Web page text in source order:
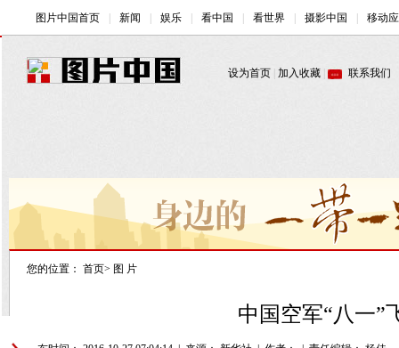
您的位置： 首页> 图 片
中国空军“八一”